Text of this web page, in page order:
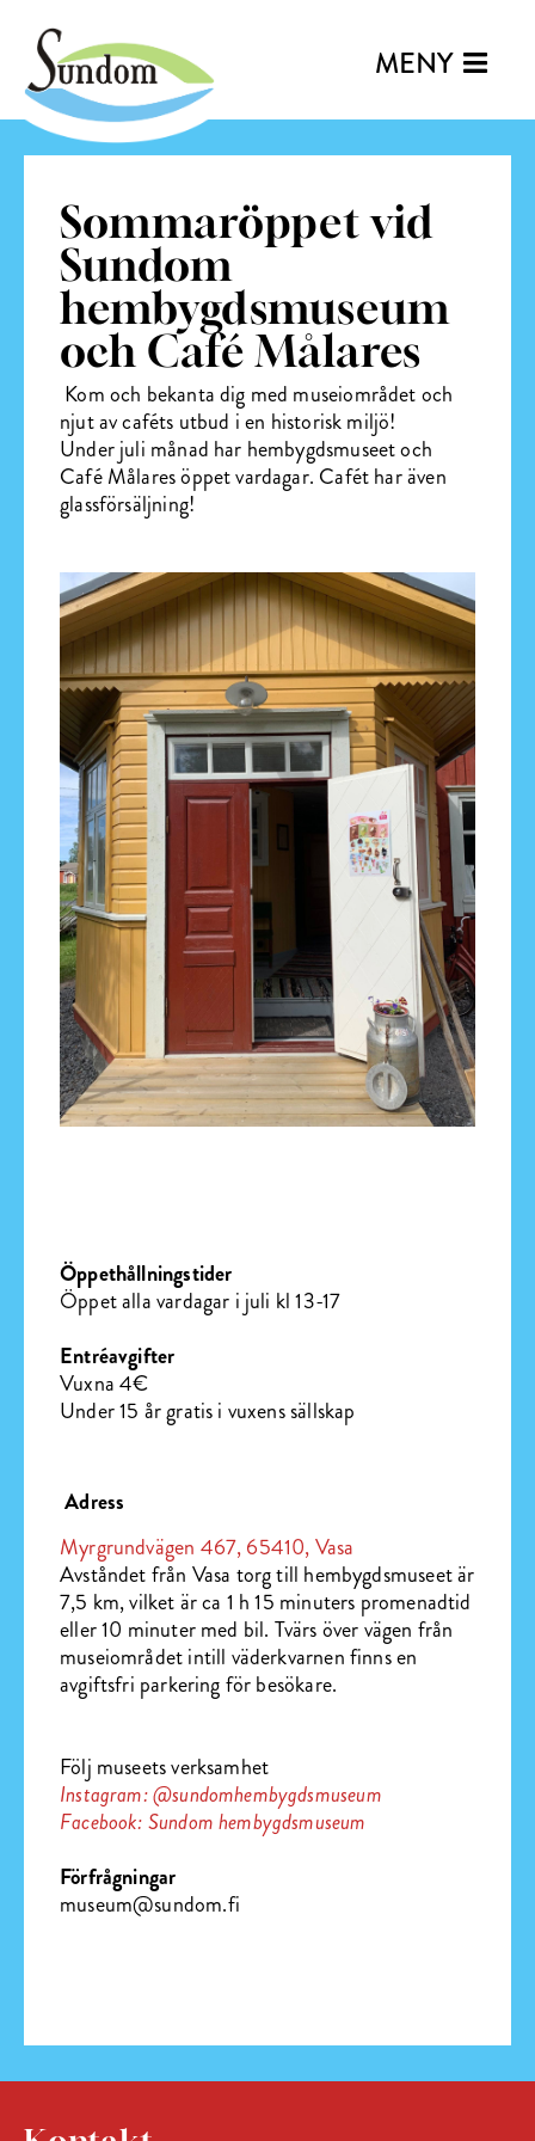
MENY
Sommaröppet vid
Sundom
hembygdsmuseum
och Café Målares
Kom och bekanta dig med museiområdet och
njut av caféts utbud i en historisk miljö!
Under juli månad har hembygdsmuseet och
Café Målares öppet vardagar. Cafét har även
glassförsäljning!
Öppethållningstider
Öppet alla vardagar i juli kl 13-17
Entréavgifter
Vuxna 4€
Under 15 år gratis i vuxens sällskap
Adress
Myrgrundvägen 467, 65410, Vasa
Avståndet från Vasa torg till hembygdsmuseet är
7,5 km, vilket är ca 1 h 15 minuters promenadtid
eller 10 minuter med bil. Tvärs över vägen från
museiområdet intill väderkvarnen finns en
avgiftsfri parkering för besökare.
Följ museets verksamhet
Instagram: @sundomhembygdsmuseum
Facebook: Sundom hembygdsmuseum
Förfrågningar
museum@sundom.fi